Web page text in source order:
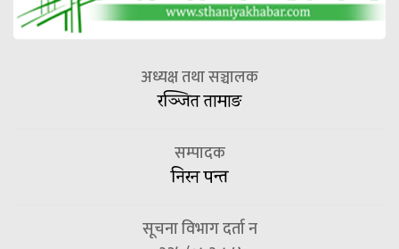
अध्यक्ष तथा सञ्चालक
रञ्जित तामाङ
सम्पादक
निरन पन्त
सूचना विभाग दर्ता न